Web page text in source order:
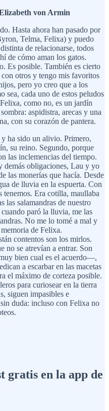
von Armin
Hasta ahora han pasado por
Telma, Felixa) y puedo
de relacionarse, todos
de cómo aman los gatos.
Es posible. También es cierto
otros y tengo mis favoritos
pero yo creo que a los
sea, cada uno de estos peludos
como no, es un jardín
aspidistra, arecas y una
con su corazón de pantera.
ha sido un alivio. Primero,
su reino. Segundo, porque
las inclemencias del tiempo.
demás obligaciones, Lau y yo
las monerías que hacía. Desde
de lluvia en la espuerta. Con
tenemos. Era cotilla, maullaba
las salamandras de nuestro
paró la lluvia, me las
No me lo tomé a mal y
de Felixa.
contentos son los mirlos.
no se atrevían a entrar. Son
bien cual es el acuerdo—,
a escarbar en las macetas
el máximo de corteza posible.
para curiosear en la tierra
siguen impasibles e
duda: incluso con Felixa no
gratis en la app de